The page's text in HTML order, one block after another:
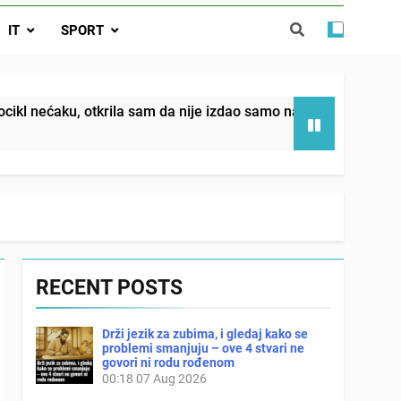
nije izdao samo našu kćer, nego je
sin već sutradan oženio ljubavnicom,
i da iza bolničkog stakla već čekaju
IT SPORT
sam da nije izdao samo našu kćer, nego je svojim
RECENT POSTS
Drži jezik za zubima, i gledaj kako se
problemi smanjuju – ove 4 stvari ne
govori ni rodu rođenom
00:18 07 Aug 2026